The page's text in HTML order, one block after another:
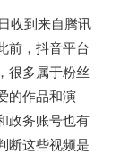
收到来自腾讯
前，抖音平台
很多属于粉丝
的作品和演
政务账号也有
断这些视频是